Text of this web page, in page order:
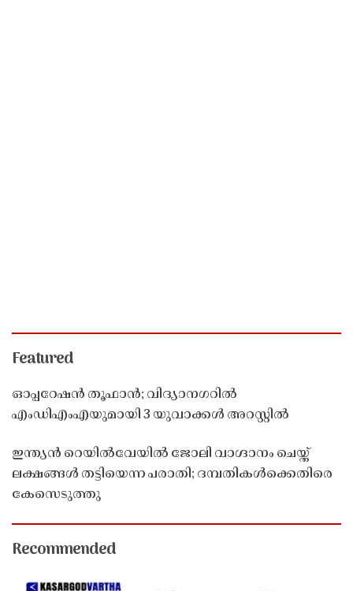
Featured
ഓപ്പറേഷൻ തൂഫാൻ; വിദ്യാനഗറിൽ
എംഡിഎംഎയുമായി 3 യുവാക്കൾ അറസ്റ്റിൽ
ഇന്ത്യൻ റെയിൽവേയിൽ ജോലി വാഗ്ദാനം ചെയ്ത്
ലക്ഷങ്ങൾ തട്ടിയെന്ന പരാതി; ദമ്പതികൾക്കെതിരെ
കേസെടുത്തു
Recommended